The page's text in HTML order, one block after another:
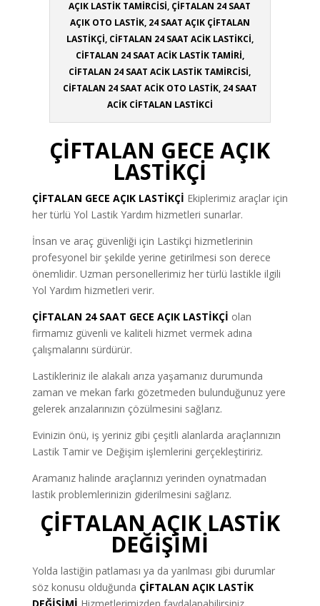
AÇIK LASTİK TAMİRCİSİ, ÇİFTALAN 24 SAAT
AÇIK OTO LASTİK, 24 SAAT AÇIK ÇİFTALAN
LASTİKÇİ, CİFTALAN 24 SAAT ACİK LASTİKCİ,
CİFTALAN 24 SAAT ACİK LASTİK TAMİRİ,
CİFTALAN 24 SAAT ACİK LASTİK TAMİRCİSİ,
CİFTALAN 24 SAAT ACİK OTO LASTİK, 24 SAAT
ACİK CİFTALAN LASTİKCİ
ÇİFTALAN GECE AÇIK
LASTİKÇİ
ÇİFTALAN GECE AÇIK LASTİKÇİ Ekiplerimiz araçlar için
her türlü Yol Lastik Yardım hizmetleri sunarlar.
İnsan ve araç güvenliği için Lastikçi hizmetlerinin
profesyonel bir şekilde yerine getirilmesi son derece
önemlidir. Uzman personellerimiz her türlü lastikle ilgili
Yol Yardım hizmetleri verir.
ÇİFTALAN 24 SAAT GECE AÇIK LASTİKÇİ olan
firmamız güvenli ve kaliteli hizmet vermek adına
çalışmalarını sürdürür.
Lastikleriniz ile alakalı arıza yaşamanız durumunda
zaman ve mekan farkı gözetmeden bulunduğunuz yere
gelerek arızalarınızın çözülmesini sağlarız.
Evinizin önü, iş yeriniz gibi çeşitli alanlarda araçlarınızın
Lastik Tamir ve Değişim işlemlerini gerçekleştiririz.
Aramanız halinde araçlarınızı yerinden oynatmadan
lastik problemlerinizin giderilmesini sağlarız.
ÇİFTALAN AÇIK LASTİK
DEĞİŞİMİ
Yolda lastiğin patlaması ya da yarılması gibi durumlar
söz konusu olduğunda ÇİFTALAN AÇIK LASTİK